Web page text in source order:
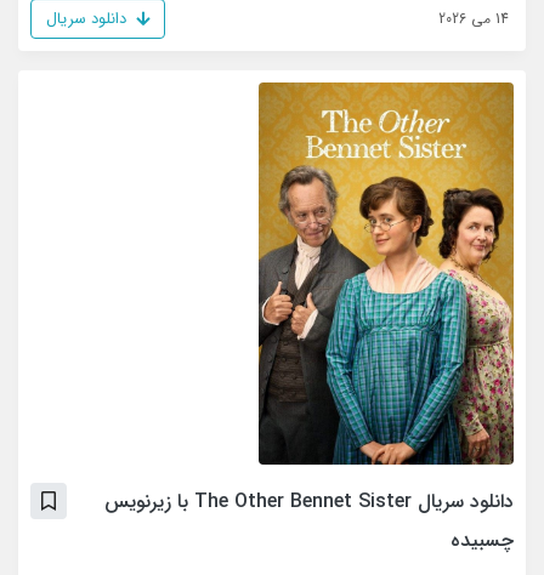
14 می 2026 دانلود سریال
دانلود سریال The Other Bennet Sister با زیرنویس
چسبیده